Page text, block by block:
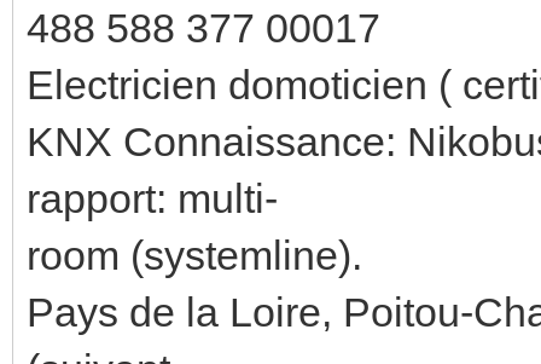
488 588 377 00017
Electricien domoticien (
KNX Connaissance:
rapport: multi-
room (systemline).
Pays de la Loire, Poitou-